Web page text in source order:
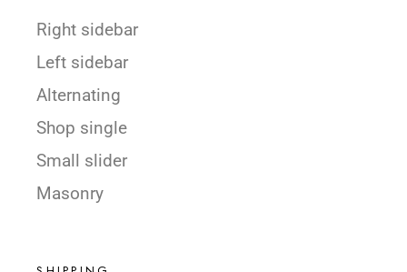
Right sidebar
Left sidebar
Alternating
Shop single
Small slider
Masonry